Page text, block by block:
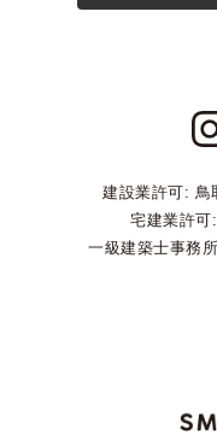
建設業許可: 鳥
宅建業許
一級建築士事務